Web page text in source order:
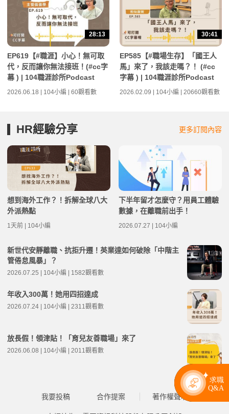
28:13
EP619【#職涯】小心！無可取
代，反而讓你無法接班！(#cc字
幕 ) | 104職涯診所Podcast
2026.06.18 | 104小編 | 60觀看數
30:41
EP585【#職場生存】「國王人
馬」來了，我該走嗎？！ (#cc
字幕 ) | 104職涯診所Podcast
2026.02.09 | 104小編 | 20660觀看數
HR經驗分享 更多訂閱內容
想到海外工作？！拆解全球八大
外派熱點
1天前 | 104小編
下半年留才怎麼守？用員工體驗
數據，在離職前出手！
2026.07.27 | 104小編
新世代安靜離職、抗拒升遷！英業達如何破除「中階主
管倦怠風暴」？
2026.07.25 | 104小編 | 1582觀看數
年收入300萬！她用四招達成
2026.07.24 | 104小編 | 2311觀看數
放長假！領津貼！「育兒友善職場」來了
2026.06.08 | 104小編 | 2011觀看數
我要投稿 合作提案 著作權聲明